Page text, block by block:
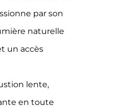
par son
naturelle
un accès
lente,
en toute